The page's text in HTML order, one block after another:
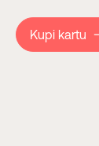
Kupi kartu